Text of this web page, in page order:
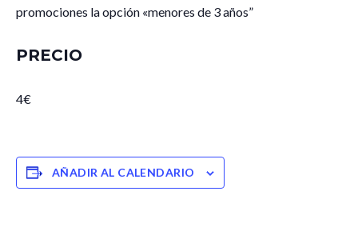
promociones la opción «menores de 3 años”
PRECIO
4€
AÑADIR AL CALENDARIO